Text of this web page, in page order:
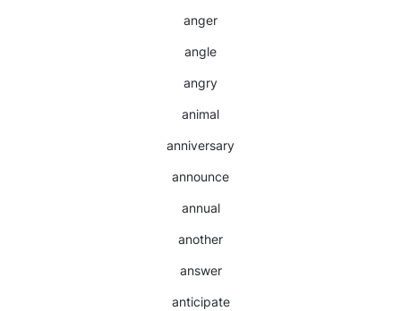
anger
angle
angry
animal
anniversary
announce
annual
another
answer
anticipate